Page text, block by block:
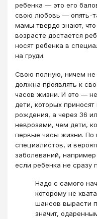
ребенка ― это его
свою любовь ― опять-
мамы твердо знают,
возрасте достается
носят ребенка в
на груди.
Свою полную, ничем
должна проявлять к
часов жизни. И это ―
дети, которых
рождения, а через 36
неврозами, чем дети,
первые часы жизни. По
специалистов, и
заболеваний,
если ребенка не сразу
Надо с самого
которому не
шансов вырасти
значит,